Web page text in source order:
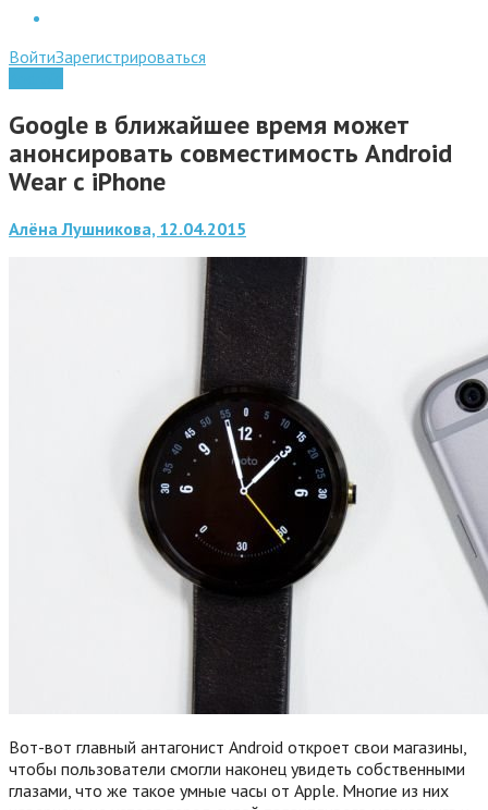
ВойтиЗарегистрироваться
Google в ближайшее время может
анонсировать совместимость Android
Wear с iPhone
Алёна Лушникова, 12.04.2015
Вот-вот главный антагонист Android откроет свои магазины,
чтобы пользователи смогли наконец увидеть собственными
глазами, что же такое умные часы от Apple. Многие из них